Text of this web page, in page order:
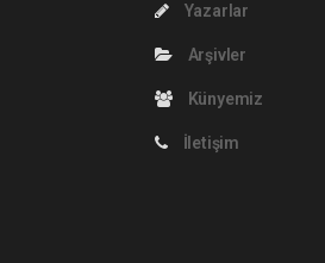
Yazarlar
Arşivler
Künyemiz
İletişim